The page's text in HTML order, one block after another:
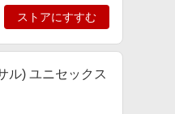
ストアにすすむ
ル) ユニセックス